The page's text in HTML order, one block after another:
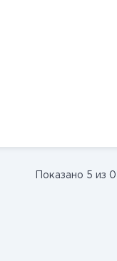
Показано 5 из